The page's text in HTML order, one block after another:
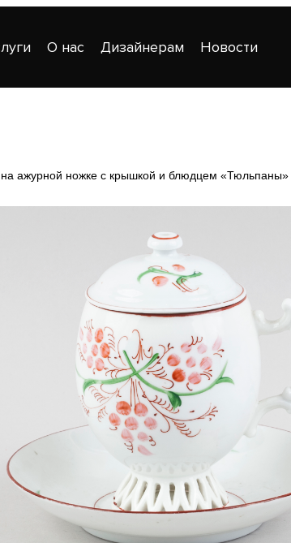
О нас Дизайнерам Новости
ажурной ножке с крышкой и блюдцем «Тюльпаны»